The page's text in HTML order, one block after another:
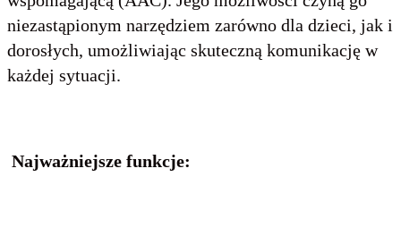
niezastąpionym narzędziem zarówno dla dzieci, jak i
dorosłych, umożliwiając skuteczną komunikację w
każdej sytuacji.
Najważniejsze funkcje: